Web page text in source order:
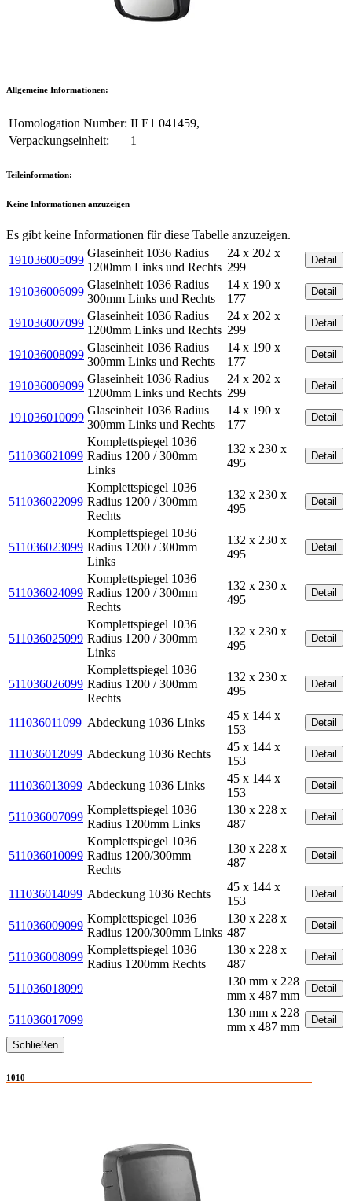
Allgemeine Informationen:
Homologation Number: II E1 041459,
Verpackungseinheit:
1
Teileinformation:
Keine Informationen anzuzeigen
Es gibt keine Informationen für diese Tabelle anzuzeigen.
191036005099
Glaseinheit 1036 Radius
1200mm Links und Rechts
24 x 202 x
299
Detail
191036006099
Glaseinheit 1036 Radius
300mm Links und Rechts
14 x 190 x
177
Detail
191036007099
Glaseinheit 1036 Radius
1200mm Links und Rechts
24 x 202 x
299
Detail
191036008099
Glaseinheit 1036 Radius
300mm Links und Rechts
14 x 190 x
177
Detail
191036009099
Glaseinheit 1036 Radius
1200mm Links und Rechts
24 x 202 x
299
Detail
191036010099
Glaseinheit 1036 Radius
300mm Links und Rechts
14 x 190 x
177
Detail
511036021099
Komplettspiegel 1036
Radius 1200 / 300mm
Links
132 x 230 x
495
Detail
511036022099
Komplettspiegel 1036
Radius 1200 / 300mm
Rechts
132 x 230 x
495
Detail
511036023099
Komplettspiegel 1036
Radius 1200 / 300mm
Links
132 x 230 x
495
Detail
511036024099
Komplettspiegel 1036
Radius 1200 / 300mm
Rechts
132 x 230 x
495
Detail
511036025099
Komplettspiegel 1036
Radius 1200 / 300mm
Links
132 x 230 x
495
Detail
511036026099
Komplettspiegel 1036
Radius 1200 / 300mm
Rechts
132 x 230 x
495
Detail
111036011099 Abdeckung 1036 Links
45 x 144 x
153
Detail
111036012099 Abdeckung 1036 Rechts
45 x 144 x
153
Detail
111036013099 Abdeckung 1036 Links
45 x 144 x
153
Detail
511036007099
Komplettspiegel 1036
Radius 1200mm Links
130 x 228 x
487
Detail
511036010099
Komplettspiegel 1036
Radius 1200/300mm
Rechts
130 x 228 x
487
Detail
111036014099 Abdeckung 1036 Rechts
45 x 144 x
153
Detail
511036009099
Komplettspiegel 1036
Radius 1200/300mm Links
130 x 228 x
487
Detail
511036008099
Komplettspiegel 1036
Radius 1200mm Rechts
130 x 228 x
487
Detail
511036018099
130 mm x 228
mm x 487 mm
Detail
511036017099
130 mm x 228
mm x 487 mm
Detail
Schließen
1010